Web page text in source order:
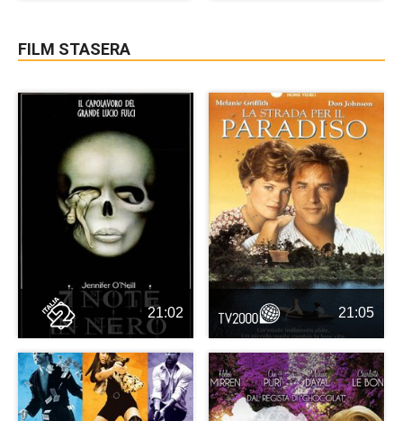
FILM STASERA
21:02 21:05